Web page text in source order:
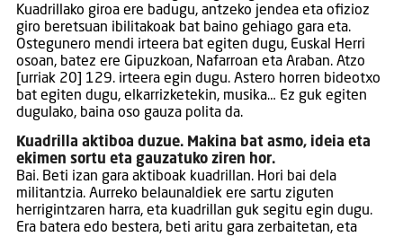
Kuadrillako giroa ere badugu, antzeko jendea eta ofizioz
giro beretsuan ibilitakoak bat baino gehiago gara eta.
Ostegunero mendi irteera bat egiten dugu, Euskal Herri
osoan, batez ere Gipuzkoan, Nafarroan eta Araban. Atzo
[urriak 20] 129. irteera egin dugu. Astero horren bideotxo
bat egiten dugu, elkarrizketekin, musika… Ez guk egiten
dugulako, baina oso gauza polita da.
Kuadrilla aktiboa duzue. Makina bat asmo, ideia eta
ekimen sortu eta gauzatuko ziren hor.
Bai. Beti izan gara aktiboak kuadrillan. Hori bai dela
militantzia. Aurreko belaunaldiek ere sartu ziguten
herrigintzaren harra, eta kuadrillan guk segitu egin dugu.
Era batera edo bestera, beti aritu gara zerbaitetan, eta